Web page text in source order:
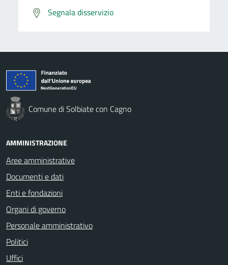
Segnala disservizio
Comune di Solbiate con Cagno
AMMINISTRAZIONE
Aree amministrative
Documenti e dati
Enti e fondazioni
Organi di governo
Personale amministrativo
Politici
Uffici